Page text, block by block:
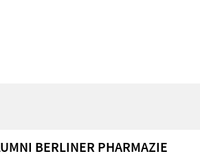
BERLINER PHARMAZIE